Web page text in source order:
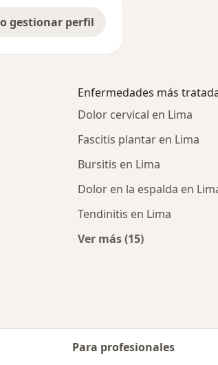
gestionar perfil
Enfermedades más
Dolor cervical en Lima
Fascitis plantar en Lima
Bursitis en Lima
Dolor en la espalda en
Tendinitis en Lima
Ver más (15)
Para profesionales